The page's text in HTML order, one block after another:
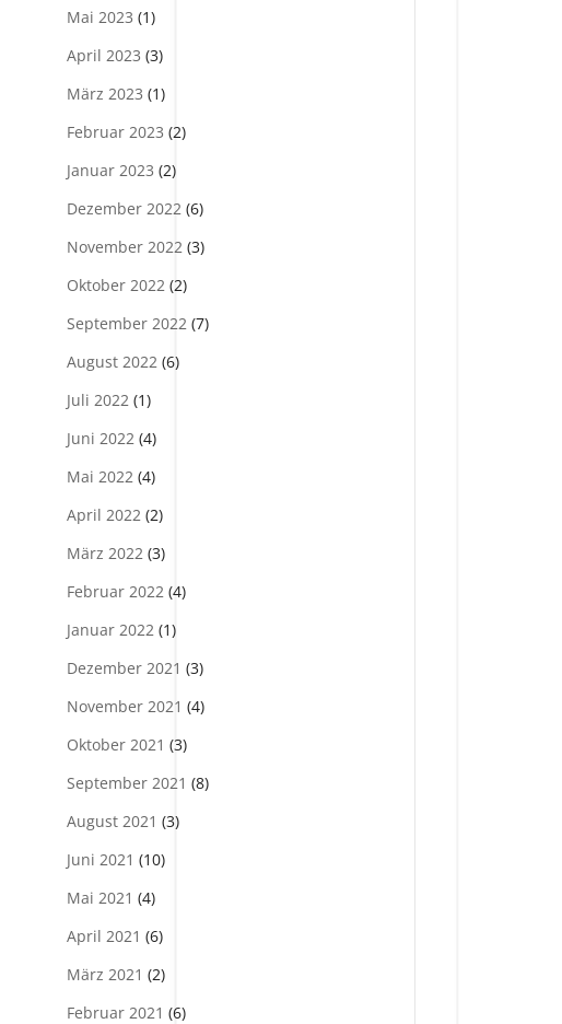
Mai 2023 (1)
April 2023 (3)
März 2023 (1)
Februar 2023 (2)
Januar 2023 (2)
Dezember 2022 (6)
November 2022 (3)
Oktober 2022 (2)
September 2022 (7)
August 2022 (6)
Juli 2022 (1)
Juni 2022 (4)
Mai 2022 (4)
April 2022 (2)
März 2022 (3)
Februar 2022 (4)
Januar 2022 (1)
Dezember 2021 (3)
November 2021 (4)
Oktober 2021 (3)
September 2021 (8)
August 2021 (3)
Juni 2021 (10)
Mai 2021 (4)
April 2021 (6)
März 2021 (2)
Februar 2021 (6)